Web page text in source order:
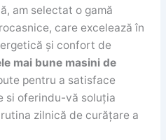
am selectat o gamă
care excelează în
și confort de
mai bune masini de
pentru a satisface
si oferindu-vă soluția
zilnică de curățare a